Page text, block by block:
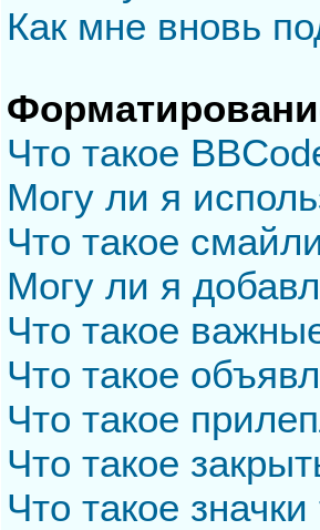
Как мне вновь
Что такое
Могу ли я
Что такое
Могу ли я
Что такое
Что такое
Что такое
Что такое
Что такое